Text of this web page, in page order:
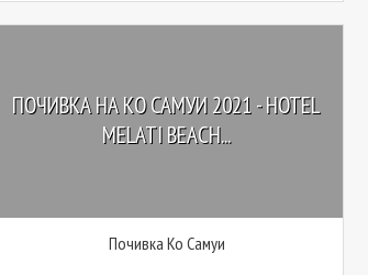
ПОЧИВКА НА КО САМУИ 2021 - HOTEL
MELATI BEACH...
Почивка Ко Самуи